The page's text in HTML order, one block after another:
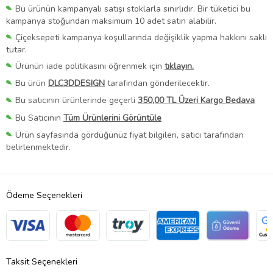
Bu ürünün kampanyalı satışı stoklarla sınırlıdır. Bir tüketici bu
kampanya stoğundan maksimum 10 adet satın alabilir.
Çiçeksepeti kampanya koşullarında değişiklik yapma hakkını saklı
tutar.
Ürünün iade politikasını öğrenmek için tıklayın.
Bu ürün DLC3DDESIGN tarafından gönderilecektir.
Bu satıcının ürünlerinde geçerli 350,00 TL Üzeri Kargo Bedava
Bu Satıcının Tüm Ürünlerini Görüntüle
Ürün sayfasında gördüğünüz fiyat bilgileri, satıcı tarafından
belirlenmektedir.
Ödeme Seçenekleri
Taksit Seçenekleri